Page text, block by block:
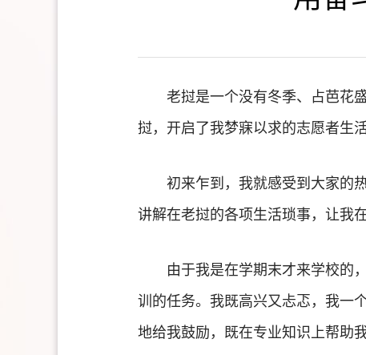
老挝是一个没有冬季、占芭花
挝，开启了我梦寐以求的志愿者生活
初来乍到，我就感受到大家的
讲解在老挝的各项生活琐事，让我
由于我是在学期末才来学校的
训的任务。我既高兴又忐忑，我一
地给我鼓励，既在专业知识上帮助